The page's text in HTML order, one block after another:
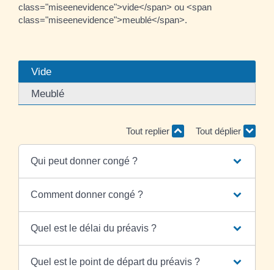
class="miseenevidence">vide</span> ou <span
class="miseenevidence">meublé</span>.
Vide
Meublé
Tout replier Tout déplier
Qui peut donner congé ?
Comment donner congé ?
Quel est le délai du préavis ?
Quel est le point de départ du préavis ?